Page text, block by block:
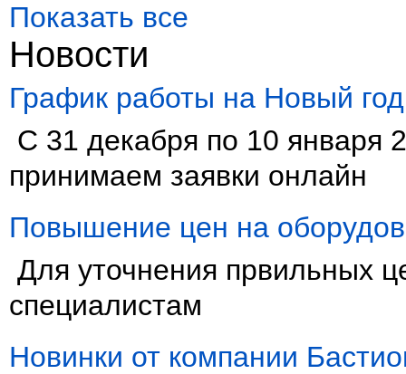
Показать все
Новости
График работы на Новый
С 31 декабря по 10 января
принимаем заявки онлайн
Повышение цен на
Для уточнения првильных
специалистам
Новинки от компании